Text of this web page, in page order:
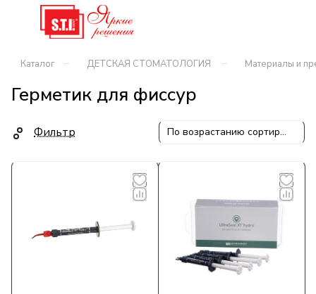
Каталог – ДЕТСКАЯ СТОМАТОЛОГИЯ – Материалы и
Герметик для фиссур
Фильтр По возрастанию сортировки